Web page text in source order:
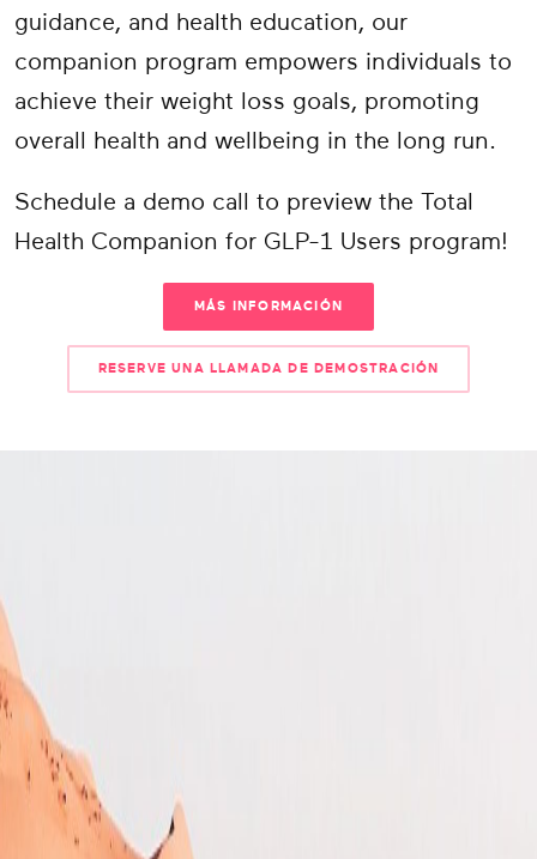
guidance, and health education, our
companion program empowers individuals to
achieve their weight loss goals, promoting
overall health and wellbeing in the long run.
Schedule a demo call to preview the Total
Health Companion for GLP-1 Users program!
MÁS INFORMACIÓN
RESERVE UNA LLAMADA DE DEMOSTRACIÓN